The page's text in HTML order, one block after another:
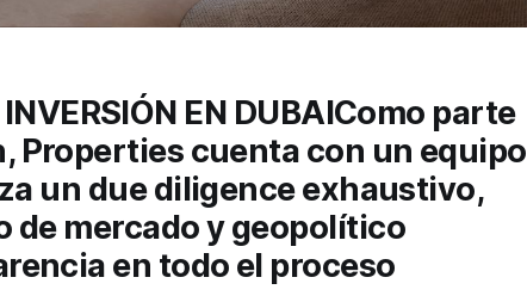
EN DUBAIComo parte
Properties cuenta con un equipo
un due diligenceexhaustivo,
de mercado y geopolítico
en todo el proceso